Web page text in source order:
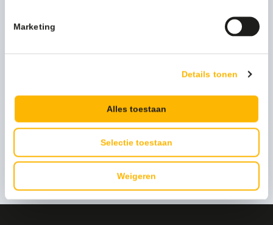
Marketing
Details tonen
Alles toestaan
Selectie toestaan
Weigeren
Persoonlijk advies nodig?